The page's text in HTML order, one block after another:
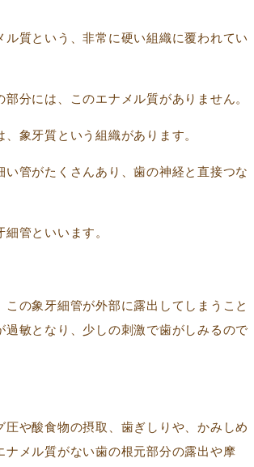
ル質という、非常に硬い組織に覆われてい
部分には、このエナメル質がありません。
象牙質という組織があります。
い管がたくさんあり、歯の神経と直接つな
管といいます。
この象牙細管が外部に露出してしまうこと
過敏となり、少しの刺激で歯がしみるので
圧や酸食物の摂取、歯ぎしりや、かみしめ
ナメル質がない歯の根元部分の露出や摩